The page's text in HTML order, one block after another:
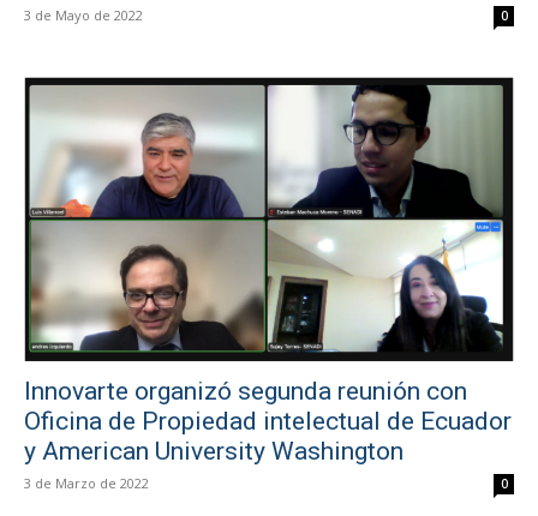
3 de Mayo de 2022 0
Innovarte organizó segunda reunión con
Oficina de Propiedad intelectual de Ecuador
y American University Washington
3 de Marzo de 2022 0